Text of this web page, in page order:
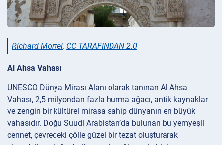
Richard Mortel, CC TARAFINDAN 2.0
Al Ahsa Vahası
UNESCO Dünya Mirası Alanı olarak tanınan Al Ahsa
Vahası, 2,5 milyondan fazla hurma ağacı, antik kaynaklar
ve zengin bir kültürel mirasa sahip dünyanın en büyük
vahasıdır. Doğu Suudi Arabistan’da bulunan bu yemyeşil
cennet, çevredeki çölle güzel bir tezat oluşturarak